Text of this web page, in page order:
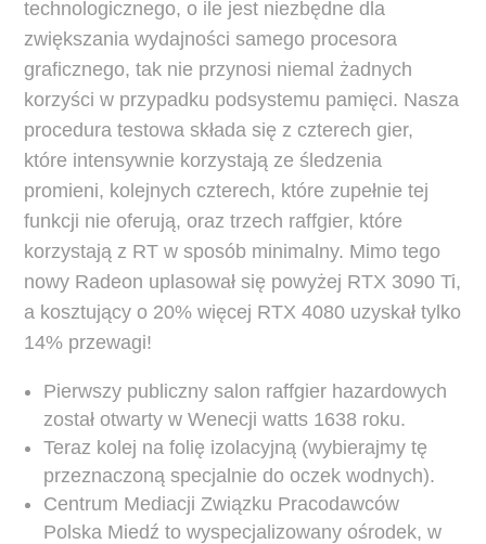
technologicznego, o ile jest niezbędne dla
zwiększania wydajności samego procesora
graficznego, tak nie przynosi niemal żadnych
korzyści w przypadku podsystemu pamięci. Nasza
procedura testowa składa się z czterech gier,
które intensywnie korzystają ze śledzenia
promieni, kolejnych czterech, które zupełnie tej
funkcji nie oferują, oraz trzech raffgier, które
korzystają z RT w sposób minimalny. Mimo tego
nowy Radeon uplasował się powyżej RTX 3090 Ti,
a kosztujący o 20% więcej RTX 4080 uzyskał tylko
14% przewagi!
Pierwszy publiczny salon raffgier hazardowych
został otwarty w Wenecji watts 1638 roku.
Teraz kolej na folię izolacyjną (wybierajmy tę
przeznaczoną specjalnie do oczek wodnych).
Centrum Mediacji Związku Pracodawców
Polska Miedź to wyspecjalizowany ośrodek, w